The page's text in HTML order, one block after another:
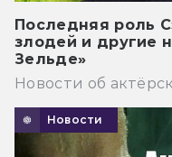
Последняя роль
злодей и другие
Зельде»
Новости об
Новости